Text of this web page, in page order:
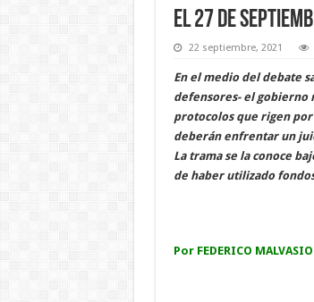
El 27 de
22 septiembre, 2021
En el medio del debate
defensores- el gobierno
protocolos que rigen por
deberán enfrentar un
La trama se la conoce
de haber utilizado
Por FEDERICO